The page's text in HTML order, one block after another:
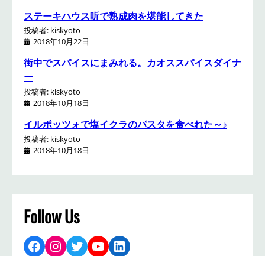
ステーキハウス听で熟成肉を堪能してきた
投稿者: kiskyoto
2018年10月22日
街中でスパイスにまみれる。カオススパイスダイナ
ー
投稿者: kiskyoto
2018年10月18日
イルポッツォで塩イクラのパスタを食べれた～♪
投稿者: kiskyoto
2018年10月18日
Follow Us
Facebook Instagram Twitter YouTube LinkedIn